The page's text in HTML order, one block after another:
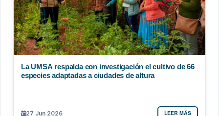
La UMSA respalda con investigación el cultivo de 66
especies adaptadas a ciudades de altura
27 Jun 2026 LEER MÁS